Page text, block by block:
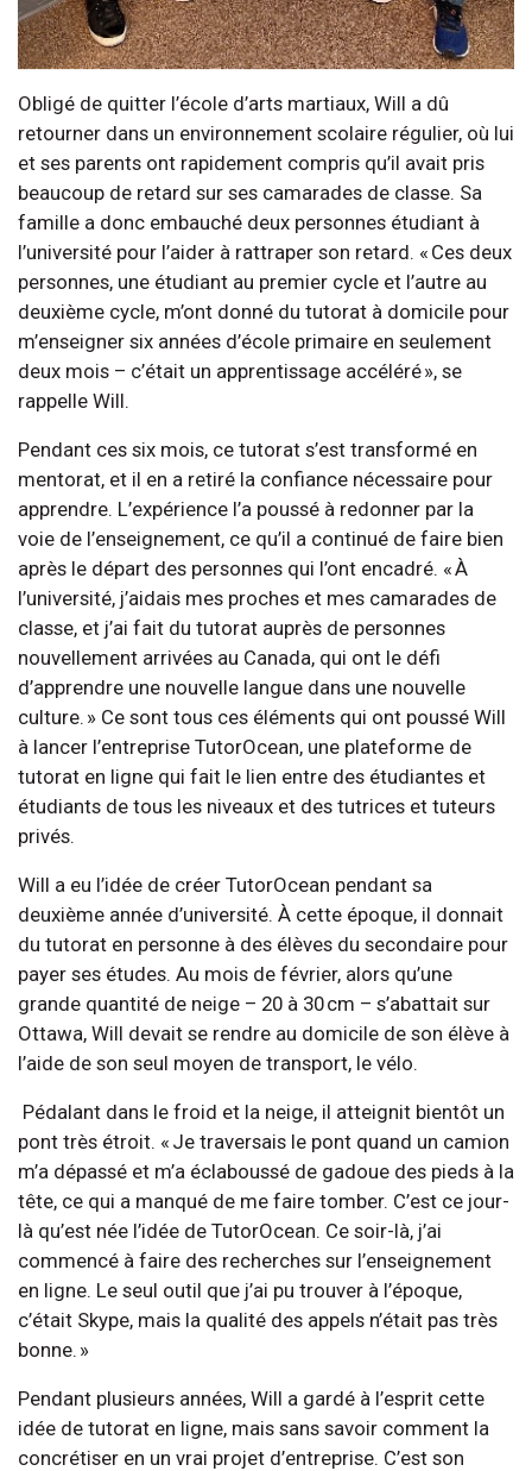
Obligé de quitter l’école d’arts martiaux, Will a dû
retourner dans un environnement scolaire régulier, où lui
et ses parents ont rapidement compris qu’il avait pris
beaucoup de retard sur ses camarades de classe. Sa
famille a donc embauché deux personnes étudiant à
l’université pour l’aider à rattraper son retard. « Ces deux
personnes, une étudiant au premier cycle et l’autre au
deuxième cycle, m’ont donné du tutorat à domicile pour
m’enseigner six années d’école primaire en seulement
deux mois – c’était un apprentissage accéléré », se
rappelle Will.
Pendant ces six mois, ce tutorat s’est transformé en
mentorat, et il en a retiré la confiance nécessaire pour
apprendre. L’expérience l’a poussé à redonner par la
voie de l’enseignement, ce qu’il a continué de faire bien
après le départ des personnes qui l’ont encadré. « À
l’université, j’aidais mes proches et mes camarades de
classe, et j’ai fait du tutorat auprès de personnes
nouvellement arrivées au Canada, qui ont le défi
d’apprendre une nouvelle langue dans une nouvelle
culture. » Ce sont tous ces éléments qui ont poussé Will
à lancer l’entreprise TutorOcean, une plateforme de
tutorat en ligne qui fait le lien entre des étudiantes et
étudiants de tous les niveaux et des tutrices et tuteurs
privés.
Will a eu l’idée de créer TutorOcean pendant sa
deuxième année d’université. À cette époque, il donnait
du tutorat en personne à des élèves du secondaire pour
payer ses études. Au mois de février, alors qu’une
grande quantité de neige – 20 à 30 cm – s’abattait sur
Ottawa, Will devait se rendre au domicile de son élève à
l’aide de son seul moyen de transport, le vélo.
Pédalant dans le froid et la neige, il atteignit bientôt un
pont très étroit. « Je traversais le pont quand un camion
m’a dépassé et m’a éclaboussé de gadoue des pieds à la
tête, ce qui a manqué de me faire tomber. C’est ce jour-
là qu’est née l’idée de TutorOcean. Ce soir-là, j’ai
commencé à faire des recherches sur l’enseignement
en ligne. Le seul outil que j’ai pu trouver à l’époque,
c’était Skype, mais la qualité des appels n’était pas très
bonne. »
Pendant plusieurs années, Will a gardé à l’esprit cette
idée de tutorat en ligne, mais sans savoir comment la
concrétiser en un vrai projet d’entreprise. C’est son